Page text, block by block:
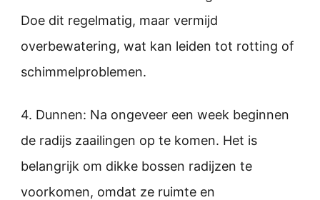
Doe dit regelmatig, maar vermijd
overbewatering, wat kan leiden tot rotting of
schimmelproblemen.
4. Dunnen: Na ongeveer een week beginnen
de radijs zaailingen op te komen. Het is
belangrijk om dikke bossen radijzen te
voorkomen, omdat ze ruimte en